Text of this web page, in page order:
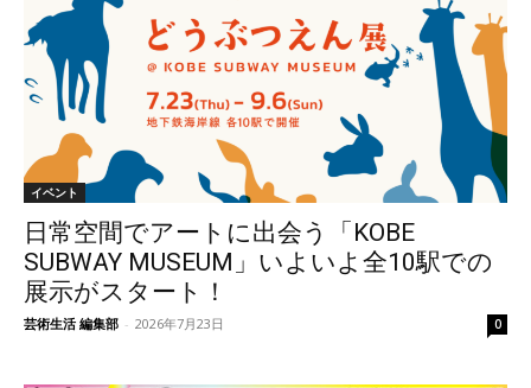
イベント
日常空間でアートに出会う「KOBE
SUBWAY MUSEUM」いよいよ全10駅での
展示がスタート！
芸術生活 編集部 - 2026年7月23日 0